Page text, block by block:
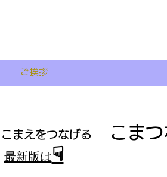
ご挨拶
こまえをつなげる こまつ
​最新版は☟